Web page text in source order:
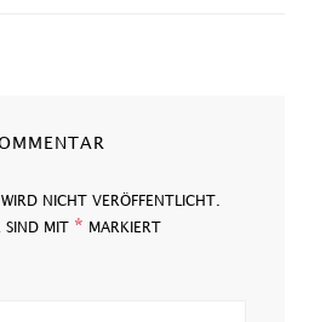
NICHT VERÖFFENTLICHT.
SIND MIT * MARKIERT